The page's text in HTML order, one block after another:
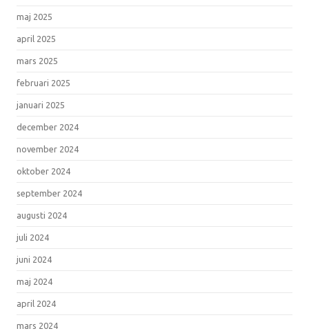
maj 2025
april 2025
mars 2025
februari 2025
januari 2025
december 2024
november 2024
oktober 2024
september 2024
augusti 2024
juli 2024
juni 2024
maj 2024
april 2024
mars 2024